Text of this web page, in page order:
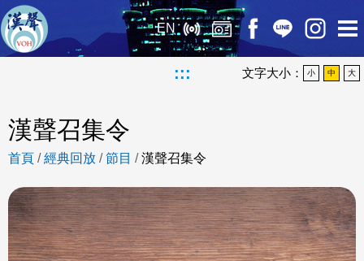
EN
::: 文字大小： 小 中 大
漢聲召集令
首頁 /經典回放 /節目 /漢聲召集令